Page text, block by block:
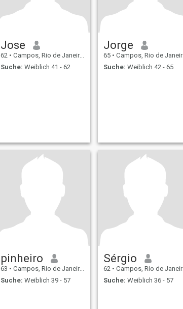
Jose
62 • Campos, Rio de Janeiro, Brasilien
Suche: Weiblich 41 - 62
Jorge
65 • Campos, Rio de Janeiro, Brasilien
Suche: Weiblich 42 - 65
pinheiro
63 • Campos, Rio de Janeiro, Brasilien
Suche: Weiblich 39 - 57
Sérgio
62 • Campos, Rio de Janeiro, Brasilien
Suche: Weiblich 36 - 57